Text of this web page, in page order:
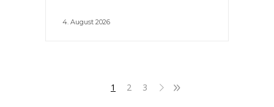
4. August 2026
1 2 3